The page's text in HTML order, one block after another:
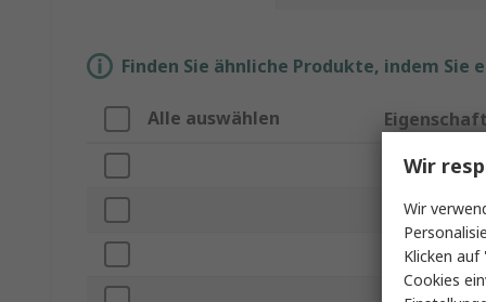
Finden Sie ähnliche Produkte, indem
Alle auswählen Eigenschaft
Marke
Produkt Typ
Gewinde
Wir
Wir
Klicken
Cookies